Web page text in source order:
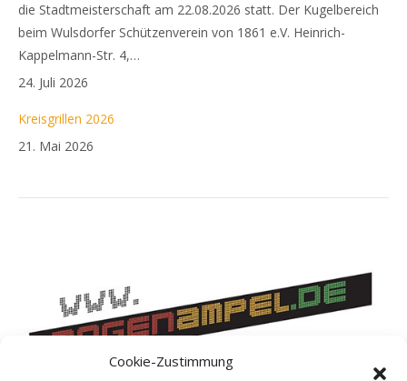
Cookie-Zustimmung
die Stadtmeisterschaft am 22.08.2026 statt. Der Kugelbereich
beim Wulsdorfer Schützenverein von 1861 e.V. Heinrich-
Kappelmann-Str. 4,…
24. Juli 2026
Kreisgrillen 2026
21. Mai 2026